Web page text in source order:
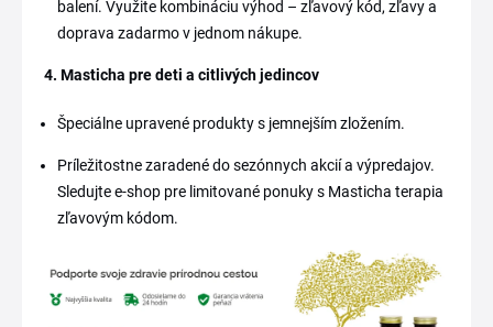
balení. Využite kombináciu výhod – zľavový kód, zľavy a
doprava zadarmo v jednom nákupe.
4. Masticha pre deti a citlivých jedincov
Špeciálne upravené produkty s jemnejším zložením.
Príležitostne zaradené do sezónnych akcií a výpredajov.
Sledujte e-shop pre limitované ponuky s Masticha terapia
zľavovým kódom.